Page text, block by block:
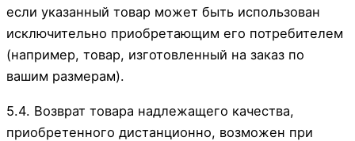
если указанный товар может быть использован
исключительно приобретающим его потребителем
(например, товар, изготовленный на заказ по
вашим размерам).
5.4. Возврат товара надлежащего качества,
приобретенного дистанционно, возможен при